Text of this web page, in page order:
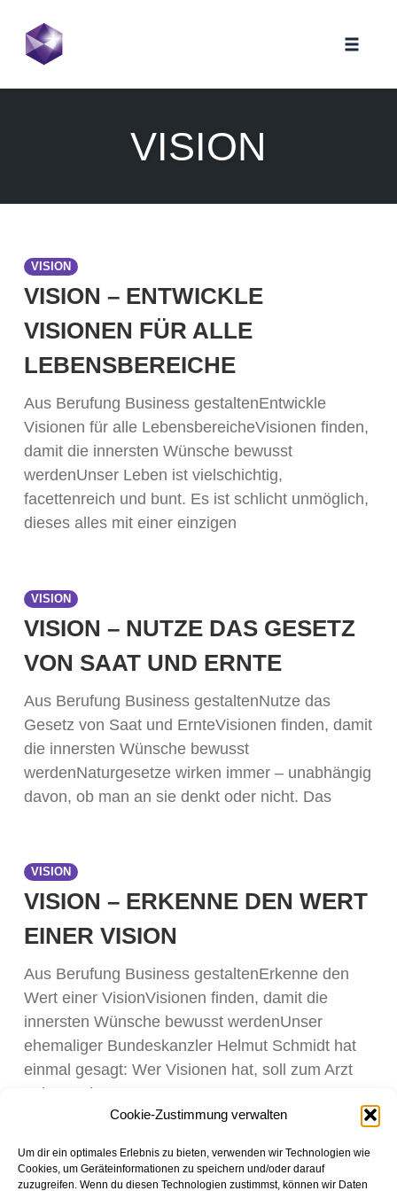
Cookie-Zustimmung verwalten
Um dir ein optimales Erlebnis zu bieten, verwenden wir Technologien wie
Cookies, um Geräteinformationen zu speichern und/oder darauf
zuzugreifen. Wenn du diesen Technologien zustimmst, können wir Daten
VISION
VISION
VISION – ENTWICKLE
VISIONEN FÜR ALLE
LEBENSBEREICHE
Aus Berufung Business gestaltenEntwickle
Visionen für alle LebensbereicheVisionen finden,
damit die innersten Wünsche bewusst
werdenUnser Leben ist vielschichtig,
facettenreich und bunt. Es ist schlicht unmöglich,
dieses alles mit einer einzigen
VISION
VISION – NUTZE DAS GESETZ
VON SAAT UND ERNTE
Aus Berufung Business gestaltenNutze das
Gesetz von Saat und ErnteVisionen finden, damit
die innersten Wünsche bewusst
werdenNaturgesetze wirken immer – unabhängig
davon, ob man an sie denkt oder nicht. Das
VISION
VISION – ERKENNE DEN WERT
EINER VISION
Aus Berufung Business gestaltenErkenne den
Wert einer VisionVisionen finden, damit die
innersten Wünsche bewusst werdenUnser
ehemaliger Bundeskanzler Helmut Schmidt hat
einmal gesagt: Wer Visionen hat, soll zum Arzt
gehen. Ich